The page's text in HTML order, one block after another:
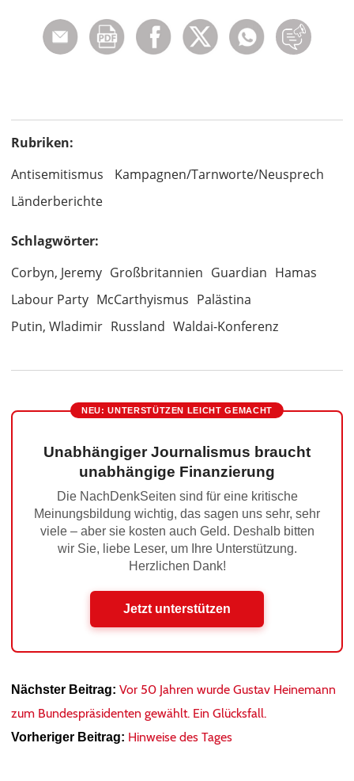
Rubriken:
Antisemitismus
Kampagnen/Tarnworte/Neusprech
Länderberichte
Schlagwörter:
Corbyn, Jeremy Großbritannien Guardian Hamas
Labour Party McCarthyismus Palästina
Putin, Wladimir Russland Waldai-Konferenz
NEU: UNTERSTÜTZEN LEICHT GEMACHT
Unabhängiger Journalismus braucht
unabhängige Finanzierung
Die NachDenkSeiten sind für eine kritische
Meinungsbildung wichtig, das sagen uns sehr, sehr
viele – aber sie kosten auch Geld. Deshalb bitten
wir Sie, liebe Leser, um Ihre Unterstützung.
Herzlichen Dank!
Jetzt unterstützen
Nächster Beitrag: Vor 50 Jahren wurde Gustav Heinemann
zum Bundespräsidenten gewählt. Ein Glücksfall.
Vorheriger Beitrag: Hinweise des Tages